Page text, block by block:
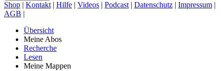
Shop | Kontakt | Hilfe | Videos | Podcast | Datenschutz | Impressum |
AGB |
Übersicht
Meine Abos
Recherche
Lesen
Meine Mappen